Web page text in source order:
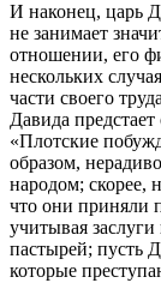
И наконец, царь
не занимает
отношении, его
нескольких
части своего
Давида
«Плотские
образом,
народом; скорее,
что они приняли
учитывая
пастырей; пусть
которые